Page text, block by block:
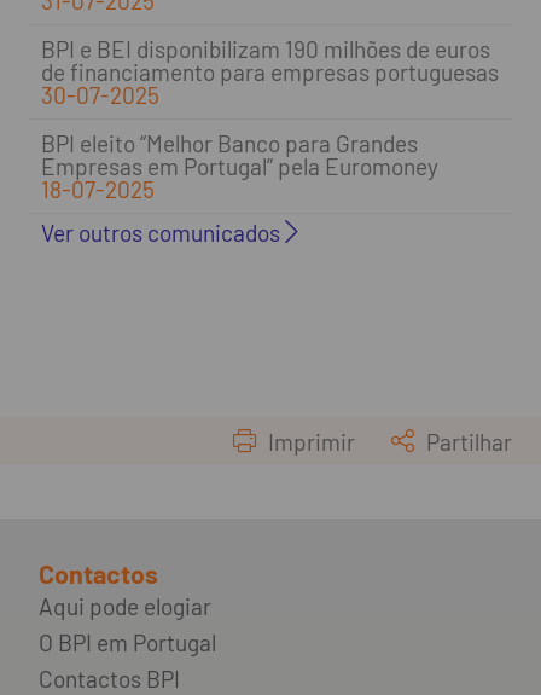
BPI e BEI disponibilizam 190 milhões de euros
de financiamento para empresas portuguesas
30-07-2025
BPI eleito “Melhor Banco para Grandes
Empresas em Portugal” pela Euromoney
18-07-2025
Ver outros comunicados
Imprimir Partilhar
Contactos
Aqui pode elogiar
O BPI em Portugal
Contactos BPI